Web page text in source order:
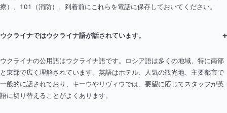
療）、101（消防）。到着前にこれらを電話に保存しておいてください。
ウクライナではウクライナ語が話されています。 +
ウクライナの公用語はウクライナ語です。ロシア語は多くの地域、特に南部
と東部で広く理解されています。英語はホテル、人気の観光地、主要都市で
一般的に話されており、キーウやリヴィウでは、要望に応じてスタッフが英
語に切り替えることがよくあります。